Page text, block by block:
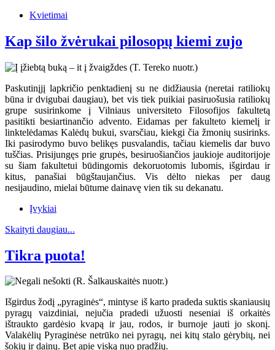
Kvietimai
Kap šilo žvėrukai pilosopų kiemi zujo
Paskutinįjį lapkričio penktadienį su ne didžiausia (neretai ratiliokų
būna ir dvigubai daugiau), bet vis tiek puikiai pasiruošusia ratiliokų
grupe susirinkome į Vilniaus universiteto Filosofijos fakultetą
pasitikti besiartinančio advento. Eidamas per fakulteto kiemelį ir
linktelėdamas Kalėdų bukui, svarsčiau, kiekgi čia žmonių susirinks.
Iki pasirodymo buvo belikęs pusvalandis, tačiau kiemelis dar buvo
tuščias. Prisijungęs prie grupės, besiruošiančios jaukioje auditorijoje
su šiam fakultetui būdingomis dekoruotomis lubomis, išgirdau ir
kitus, panašiai būgštaujančius. Vis dėlto niekas per daug
nesijaudino, mielai būtume dainavę vien tik su dekanatu.
Įvykiai
Skaityti daugiau...
Tikra puota!
Išgirdus žodį „pyraginės“, mintyse iš karto pradeda suktis skaniausių
pyragų vaizdiniai, nejučia pradedi užuosti neseniai iš orkaitės
ištraukto gardėsio kvapą ir jau, rodos, ir burnoje jauti jo skonį.
Valakėlių Pyraginėse netrūko nei pyragų, nei kitų stalo gėrybių, nei
šokių ir dainų. Bet apie viską nuo pradžių.